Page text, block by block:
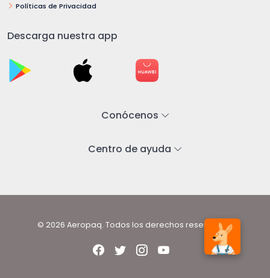
Políticas de Privacidad
Descarga nuestra app
Conócenos
Centro de ayuda
© 2026 Aeropaq. Todos los derechos reservados.